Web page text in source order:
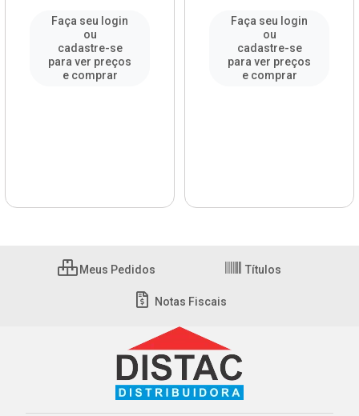
Faça seu login
ou
cadastre-se
para ver preços
e comprar
Faça seu login
ou
cadastre-se
para ver preços
e comprar
Meus Pedidos Títulos
Notas Fiscais